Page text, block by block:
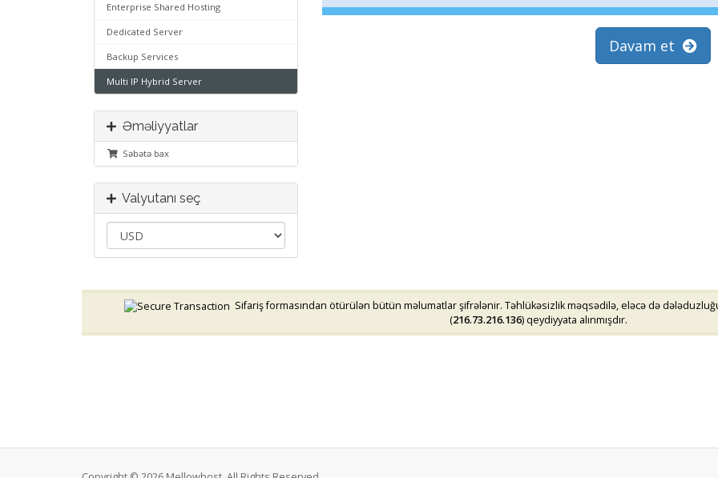
Enterprise Shared Hosting
Dedicated Server
Backup Services
Multi IP Hybrid Server
Əməliyyatlar
Səbətə bax
Valyutanı seç
Davam et
Sifariş formasından ötürülən bütün məlumatlar şifrələnir. Təhlükəsizlik məqsədilə, eləcə də
(216.73.216.136) qeydiyyata alınmışdır.